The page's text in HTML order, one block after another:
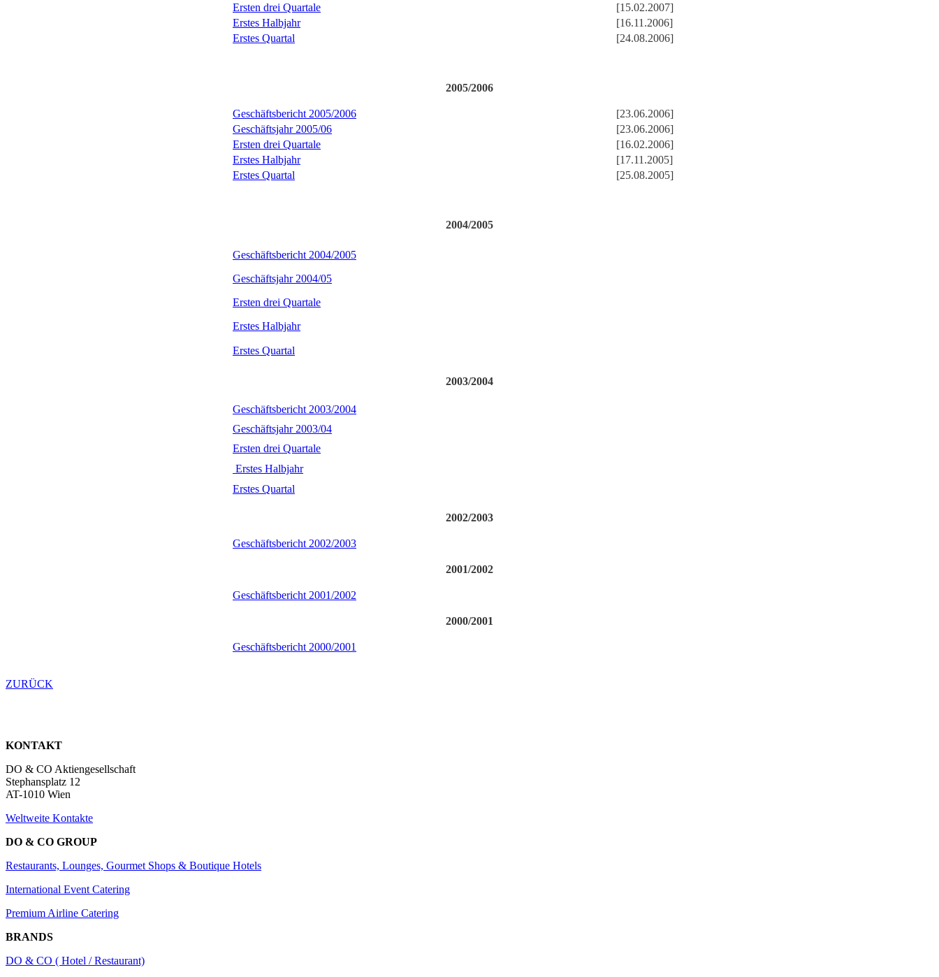
Ersten drei Quartale
[15.02.2007]
Erstes Halbjahr
[16.11.2006]
Erstes Quartal
[24.08.2006]
2005/2006
Geschäftsbericht 2005/2006
[23.06.2006]
Geschäftsjahr 2005/06
[23.06.2006]
Ersten drei Quartale
[16.02.2006]
Erstes Halbjahr
[17.11.2005]
Erstes Quartal
[25.08.2005]
2004/2005
Geschäftsbericht 2004/2005
Geschäftsjahr 2004/05
Ersten drei Quartale
Erstes Halbjahr
Erstes Quartal
2003/2004
Geschäftsbericht 2003/2004
Geschäftsjahr 2003/04
Ersten drei Quartale
Erstes Halbjahr
Erstes Quartal
2002/2003
Geschäftsbericht 2002/2003
2001/2002
Geschäftsbericht 2001/2002
2000/2001
Geschäftsbericht 2000/2001
ZURÜCK
KONTAKT
DO & CO Aktiengesellschaft
Stephansplatz 12
AT-1010 Wien
Weltweite Kontakte
DO & CO GROUP
Restaurants, Lounges, Gourmet Shops & Boutique Hotels
International Event Catering
Premium Airline Catering
BRANDS
DO & CO ( Hotel / Restaurant)